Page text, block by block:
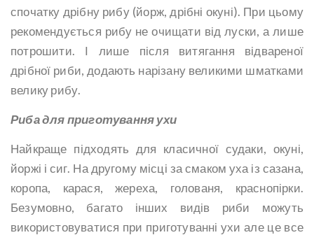
спочатку дрібну рибу (йорж, дрібні окуні). При цьому
рекомендується рибу не очищати від луски, а лише
потрошити. І лише після витягання відвареної
дрібної риби, додають нарізану великими шматками
велику рибу.
Риба для приготування ухи
Найкраще підходять для класичної судаки, окуні,
йоржі і сиг. На другому місці за смаком уха із сазана,
коропа, карася, жереха, голованя, краснопірки.
Безумовно, багато інших видів риби можуть
використовуватися при приготуванні ухи але це все